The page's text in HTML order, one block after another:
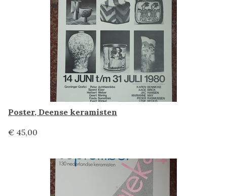
Poster, Deense keramisten
€ 45,00